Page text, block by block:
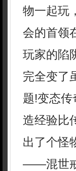
物一起玩
会的首领
玩家的陷
完全变了
题!变态
造经验比
出了个怪
——混世